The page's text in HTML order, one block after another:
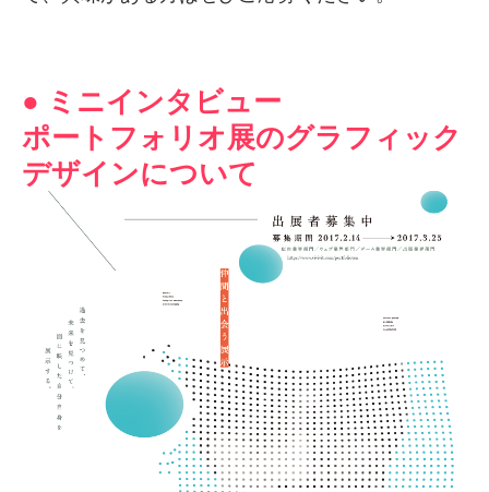
● ミニインタビュー
ポートフォリオ展のグラフィック
デザインについて